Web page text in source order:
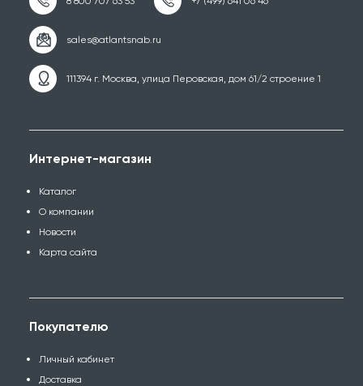
111394 г. Москва, улица Перовская, дом 61/2 строение 1
Интернет-магазин
Каталог
О компании
Новости
Карта сайта
Покупателю
Личный кабинет
Доставка